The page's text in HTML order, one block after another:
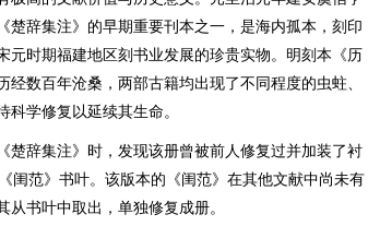
楚辞集注》的早期重要刊本之一，是海内孤本，刻印
元时期福建地区刻书业发展的珍贵实物。明刻本《历
数百年沧桑，两部古籍均出现了不同程度的虫蛀、
学修复以延续其生命。
辞集注》时，发现该册曾被前人修复过并加装了衬
闺范》书叶。该版本的《闺范》在其他文献中尚未有
书叶中取出，单独修复成册。